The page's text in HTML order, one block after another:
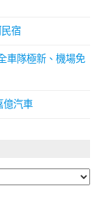
宿
車隊極新、機場免
億汽車